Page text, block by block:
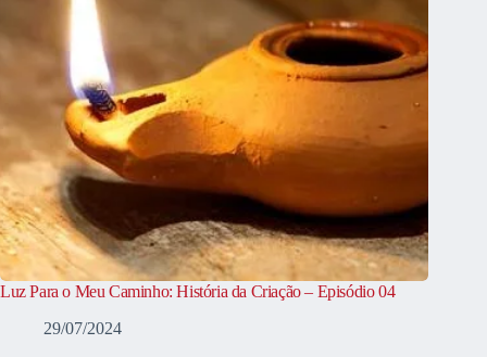
Luz Para o Meu Caminho: História da Criação – Episódio 04
29/07/2024